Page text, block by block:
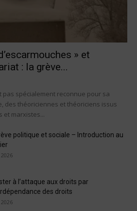
» et
: la grève...
pas spécialement reconnue pour sa
des théoriciennes et théoriciens issus
et marxistes...
politique et sociale – Introduction au
à l’attaque aux droits par
des droits